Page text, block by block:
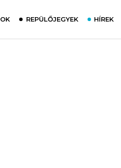
REPÜLŐJEGYEK HÍREK